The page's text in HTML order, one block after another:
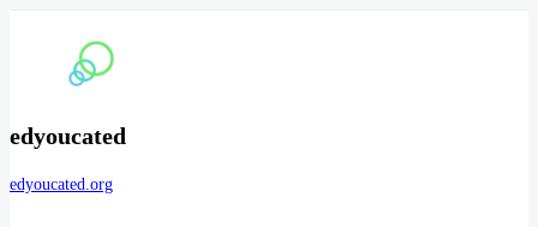
edyoucated
edyoucated.org